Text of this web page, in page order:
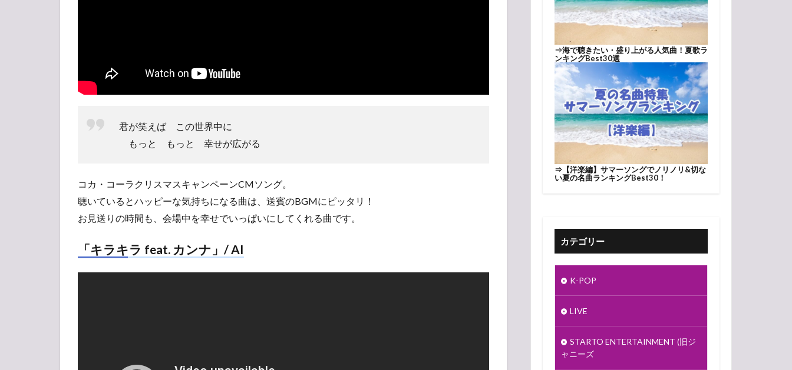
君が笑えば この世界中に
もっと もっと 幸せが広がる
コカ・コーラクリスマスキャンペーンCMソング。
聴いているとハッピーな気持ちになる曲は、送賓のBGMにピッタリ！
お見送りの時間も、会場中を幸せでいっぱいにしてくれる曲です。
「キラキラ feat. カンナ」/ AI
⇒海で聴きたい・盛り上がる人気曲！夏歌ラ
ンキングBest30選
⇒ 【洋楽編】サマーソングでノリノリ&切な
い夏の名曲ランキングBest30！
カテゴリー
K-POP
LIVE
STARTO ENTERTAINMENT (旧ジ
ャニーズ